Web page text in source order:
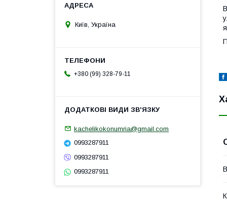
Київ, Україна
+380 (99) 328-79-11
kachelikokonumria@gmail.com
0993287911
0993287911
0993287911